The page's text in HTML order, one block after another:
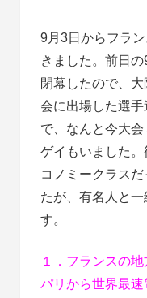
9月3日からフラ
きました。前日
閉幕したので、
会に出場した選
で、なんと今大会
ゲイもいました
コノミークラス
たが、有名人と
す。
１．フランスの
パリから世界最